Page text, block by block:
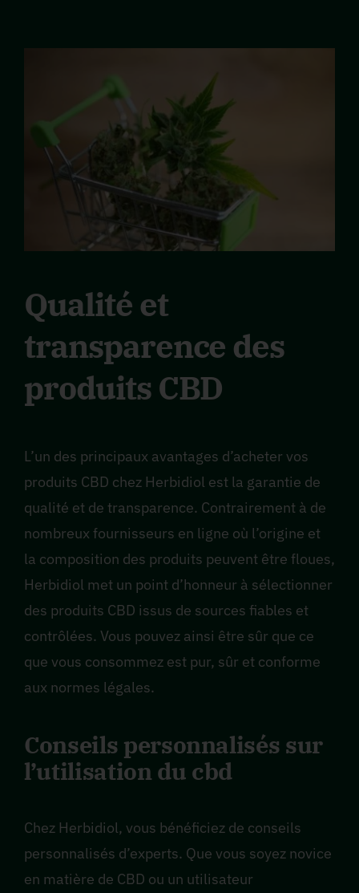
Qualité et
transparence des
produits CBD
L’un des principaux avantages d’acheter vos
produits CBD chez Herbidiol est la garantie de
qualité et de transparence. Contrairement à de
nombreux fournisseurs en ligne où l’origine et
la composition des produits peuvent être floues,
Herbidiol met un point d’honneur à sélectionner
des produits CBD issus de sources fiables et
contrôlées. Vous pouvez ainsi être sûr que ce
que vous consommez est pur, sûr et conforme
aux normes légales.
Conseils personnalisés sur
l’utilisation du cbd
Chez Herbidiol, vous bénéficiez de conseils
personnalisés d’experts. Que vous soyez novice
en matière de CBD ou un utilisateur